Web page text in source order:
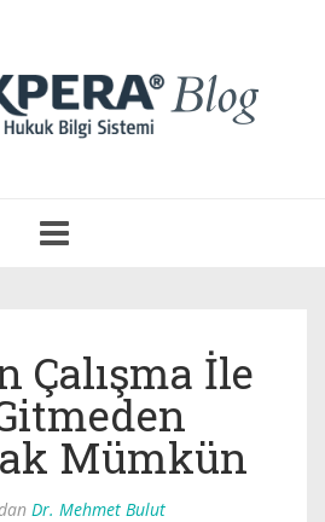
Aç
Çalışma İle
Mümkün
Dr. Mehmet Bulut